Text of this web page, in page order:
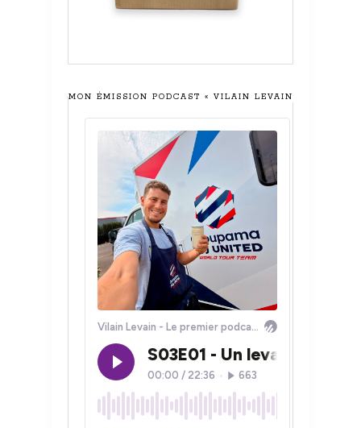
MON ÉMISSION PODCAST « VILAIN LEVAIN »